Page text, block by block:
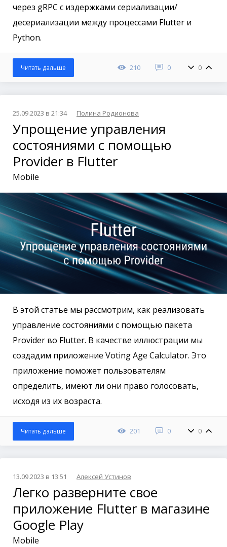
через gRPC с издержками сериализации/
десериализации между процессами Flutter и
Python.
210 0 0
Читать дальше
25.09.2023 в 21:34 Полина Родионова
Упрощение управления
состояниями с помощью
Provider в Flutter
Mobile
В этой статье мы рассмотрим, как реализовать
управление состояниями с помощью пакета
Provider во Flutter. В качестве иллюстрации мы
создадим приложение Voting Age Calculator. Это
приложение поможет пользователям
определить, имеют ли они право голосовать,
исходя из их возраста.
201 0 0
Читать дальше
13.09.2023 в 13:51 Алексей Устинов
Легко разверните свое
приложение Flutter в магазине
Google Play
Mobile